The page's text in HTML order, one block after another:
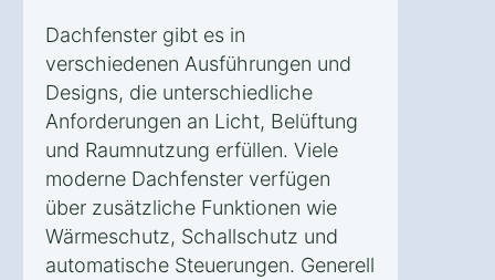
Dachfenster gibt es in
verschiedenen Ausführungen und
Designs, die unterschiedliche
Anforderungen an Licht, Belüftung
und Raumnutzung erfüllen. Viele
moderne Dachfenster verfügen
über zusätzliche Funktionen wie
Wärmeschutz, Schallschutz und
automatische Steuerungen. Generell